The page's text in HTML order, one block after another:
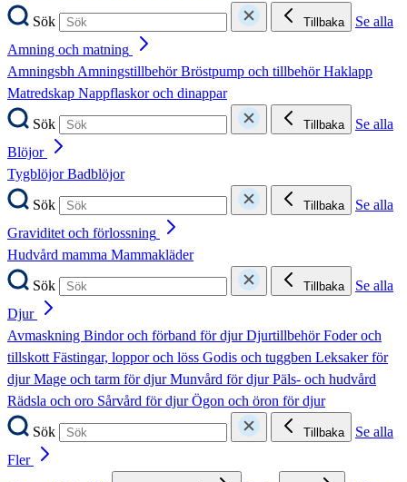
Sök
Tillbaka
Se alla
Amning och matning
AmningsbhAmningstillbehörBröstpump och tillbehörHaklapp
Matredskap Nappflaskor och dinappar
Sök
Tillbaka
Se alla
Blöjor
TygblöjorBadblöjor
Sök
Tillbaka
Se alla
Graviditet och förlossning
Hudvård mamma Mammakläder
Sök
Tillbaka
Se alla
Djur
Avmaskning Bindor och förband för djurDjurtillbehörFoder och
tillskottFästingar, loppor och löss Godis och tuggben Leksaker för
djurMage och tarm för djurMunvård för djurPäls- och hudvård
Rädsla och oro Sårvård för djurÖgon och öron för djur
Sök
Tillbaka
Se alla
Fler